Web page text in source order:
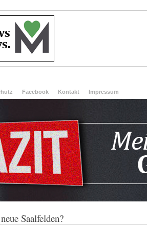
Facebook Kontakt Impressum
Saalfelden?